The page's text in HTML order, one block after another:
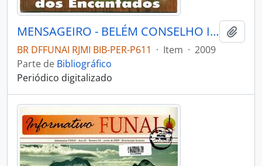
MENSAGEIRO - BELÉM CONSELHO INDIGENISTA MISSIONÁRIO - 2009 - Nº175
BR DFFUNAI RJMI BIB-PER-P611 · Item · 2009
Parte de Bibliográfico
Periódico digitalizado